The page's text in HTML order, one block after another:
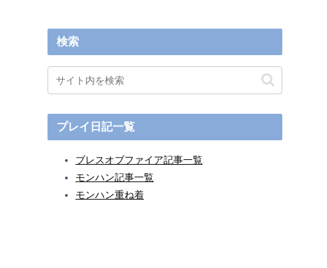
検索
プレイ日記一覧
ブレスオブファイア記事一覧
モンハン記事一覧
モンハン重ね着